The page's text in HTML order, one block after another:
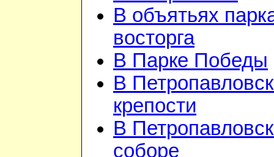
В объятьях
восторга
В Парке Победы
В
крепости
В
соборе